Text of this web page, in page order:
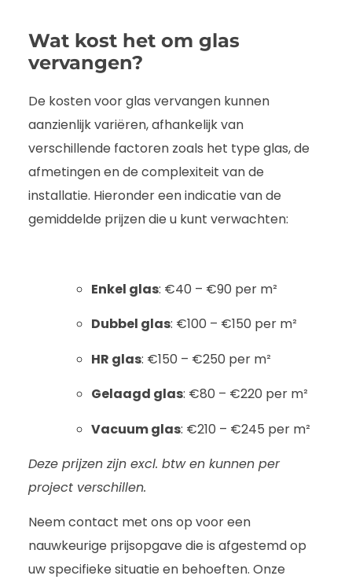
Wat kost het om glas
vervangen?
De kosten voor glas vervangen kunnen
aanzienlijk variëren, afhankelijk van
verschillende factoren zoals het type glas, de
afmetingen en de complexiteit van de
installatie. Hieronder een indicatie van de
gemiddelde prijzen die u kunt verwachten:
Enkel glas: €40 – €90 per m²
Dubbel glas: €100 – €150 per m²
HR glas: €150 – €250 per m²
Gelaagd glas: €80 – €220 per m²
Vacuum glas: €210 – €245 per m²
Deze prijzen zijn excl. btw en kunnen per
project verschillen.
Neem contact met ons op voor een
nauwkeurige prijsopgave die is afgestemd op
uw specifieke situatie en behoeften. Onze